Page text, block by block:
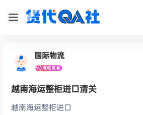
国际物流
越南海运整柜进口清关
越南海运整柜进口